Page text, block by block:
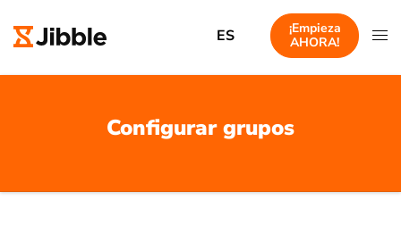
ES
¡Empieza
AHORA!
Configurar grupos